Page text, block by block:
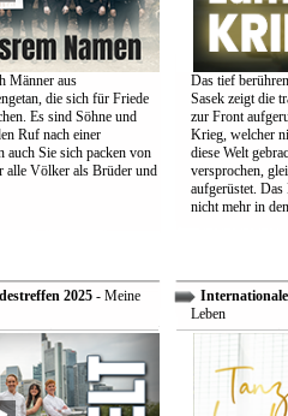
Männer aus
die sich für Friede
Es sind Söhne und
Ruf nach einer
auch Sie sich packen von
alle Völker als Brüder und
Das tief
Sasek zeigt die
zur Front
Krieg, welcher
diese Welt
versprochen,
aufgerüstet.
nicht mehr in
2025- Meine
Leben